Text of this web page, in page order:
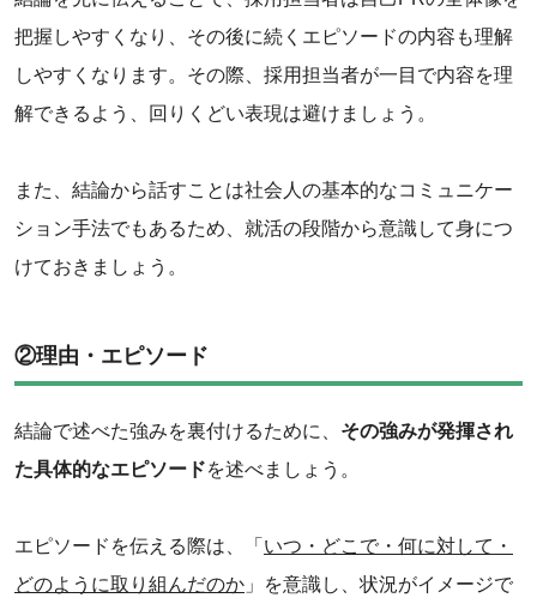
把握しやすくなり、その後に続くエピソードの内容も理解
しやすくなります。その際、採用担当者が一目で内容を理
解できるよう、回りくどい表現は避けましょう。
また、結論から話すことは社会人の基本的なコミュニケー
ション手法でもあるため、就活の段階から意識して身につ
けておきましょう。
②理由・エピソード
結論で述べた強みを裏付けるために、 その強みが発揮され
た具体的なエピソードを述べましょう。
エピソードを伝える際は、「 いつ・どこで・何に対して・
どのように取り組んだのか 」を意識し、状況がイメージで